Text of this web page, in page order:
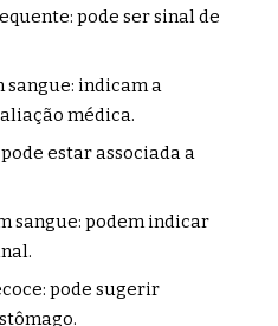
pode ser sinal de
sangue: indicam a
médica.
estar associada a
sangue: podem indicar
pode sugerir